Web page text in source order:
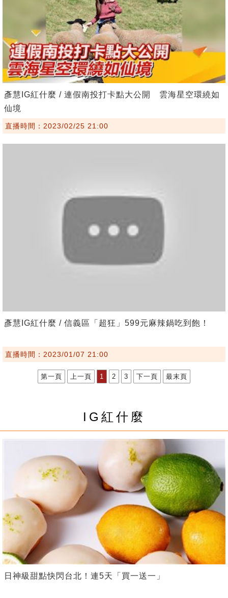
彥慧IG紅什麼 / 連假南投打卡點大公開 雲海星空環繞如
仙境
直播時間：2023/02/25 21:00
彥慧IG紅什麼 / 信義區「超狂」599元麻辣鍋吃到飽！
直播時間：2023/01/07 21:00
第一頁 上一頁 1 2 3 下一頁 最末頁
IG紅什麼
日神級甜點快閃台北！連5天「買一送一」